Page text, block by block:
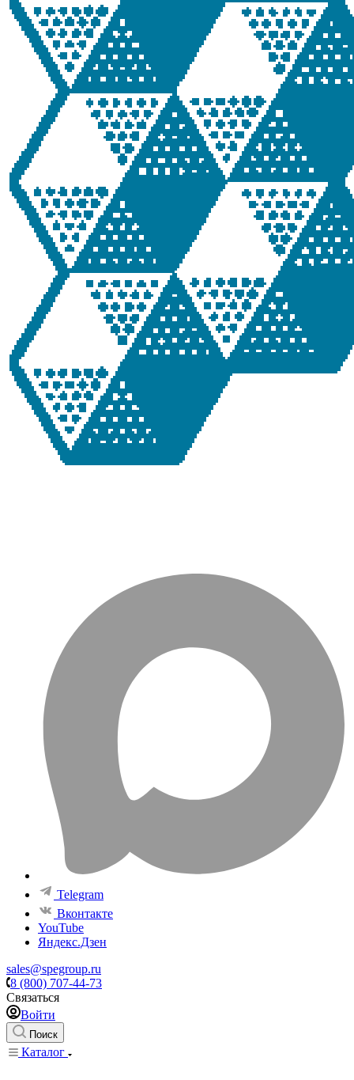
Telegram
Вконтакте
YouTube
Яндекс.Дзен
sales@spegroup.ru
8 (800) 707-44-73
Связаться
Войти
Поиск
Каталог